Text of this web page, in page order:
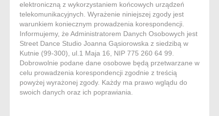
elektroniczną z wykorzystaniem końcowych urządzeń
telekomunikacyjnych. Wyrażenie niniejszej zgody jest
warunkiem koniecznym prowadzenia korespondencji.
Informujemy, że Administratorem Danych Osobowych jest
Street Dance Studio Joanna Gąsiorowska z siedzibą w
Kutnie (99-300), ul.1 Maja 16, NIP 775 260 64 99.
Dobrowolnie podane dane osobowe będą przetwarzane w
celu prowadzenia korespondencji zgodnie z treścią
powyżej wyrażonej zgody. Każdy ma prawo wglądu do
swoich danych oraz ich poprawiania.